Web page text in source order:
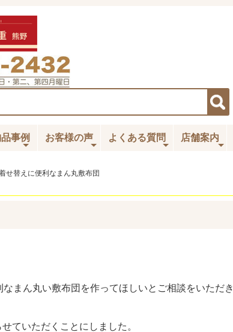
事例 お客様の声 よくある質問 店舗案内
替えに便利なまん丸敷布団
まん丸い敷布団を作ってほしいとご相談をいただき
せていただくことにしました。